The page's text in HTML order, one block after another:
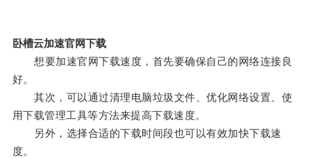
卧槽云加速官网下载
想要加速官网下载速度，首先要确保自己的网络连接良
好。
其次，可以通过清理电脑垃圾文件、优化网络设置、使
用下载管理工具等方法来提高下载速度。
另外，选择合适的下载时间段也可以有效加快下载速
度。